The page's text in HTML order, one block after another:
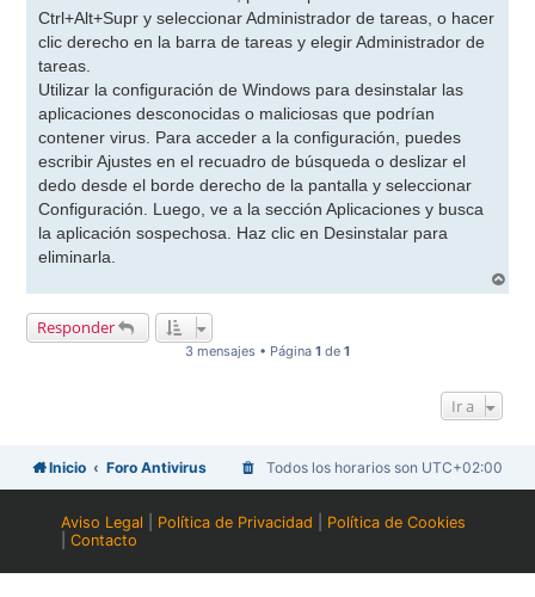
Ctrl+Alt+Supr y seleccionar Administrador de tareas, o hacer
clic derecho en la barra de tareas y elegir Administrador de
tareas.
Utilizar la configuración de Windows para desinstalar las
aplicaciones desconocidas o maliciosas que podrían
contener virus. Para acceder a la configuración, puedes
escribir Ajustes en el recuadro de búsqueda o deslizar el
dedo desde el borde derecho de la pantalla y seleccionar
Configuración. Luego, ve a la sección Aplicaciones y busca
la aplicación sospechosa. Haz clic en Desinstalar para
eliminarla.
r
Responder
3 mensajes • Página 1 de 1
Ir a
Inicio Foro Antivirus Todos los horarios son UTC+02:00
Aviso Legal Política de Privacidad
Política de Cookies
|Contacto